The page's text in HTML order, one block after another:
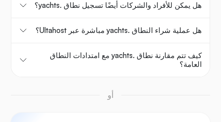
هل يمكن للأفراد والشركات أيضًا تسجيل نطاق .yachts؟
هل عملية شراء النطاق .yachts مباشرة عبر Ultahost؟
كيف تتم مقارنة نطاق .yachts مع امتدادات النطاق
العامة؟
أو